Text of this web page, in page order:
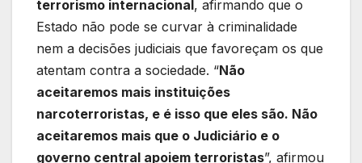
terrorismo internacional, afirmando que o
Estado não pode se curvar à criminalidade
nem a decisões judiciais que favoreçam os que
atentam contra a sociedade. “Não
aceitaremos mais instituições
narcoterroristas, e é isso que eles são. Não
aceitaremos mais que o Judiciário e o
governo central apoiem terroristas”, afirmou